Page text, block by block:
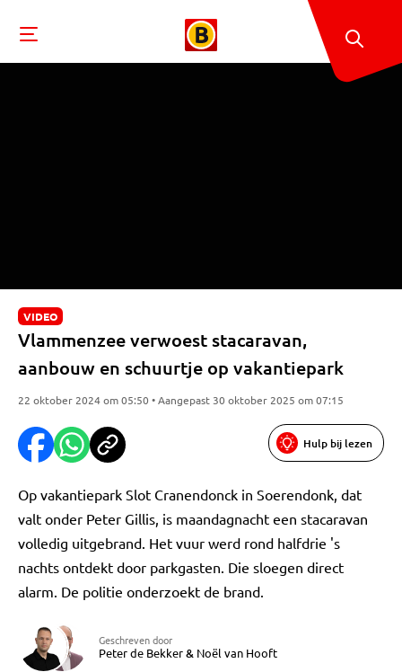
VIDEO
Vlammenzee verwoest stacaravan,
aanbouw en schuurtje op vakantiepark
22 oktober 2024 om 05:50 • Aangepast 30 oktober 2025 om 07:15
Hulp bij lezen
Op vakantiepark Slot Cranendonck in Soerendonk, dat
valt onder Peter Gillis, is maandagnacht een stacaravan
volledig uitgebrand. Het vuur werd rond halfdrie 's
nachts ontdekt door parkgasten. Die sloegen direct
alarm. De politie onderzoekt de brand.
Geschreven door
Peter de Bekker& Noël van Hooft